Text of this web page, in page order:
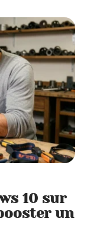
10 sur
un